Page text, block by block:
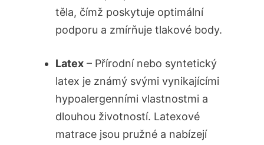
těla, čímž poskytuje optimální
podporu a zmírňuje tlakové body.
Latex – Přírodní nebo syntetický
latex je známý svými vynikajícími
hypoalergenními vlastnostmi a
dlouhou životností. Latexové
matrace jsou pružné a nabízejí